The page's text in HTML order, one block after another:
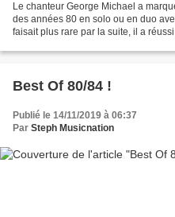
Le chanteur George Michael a
des années 80 en solo ou en duo
faisait plus rare par la suite, il a
Best Of 80/84 !
Publié le 14/11/2019 à 06:37
Par Steph Musicnation